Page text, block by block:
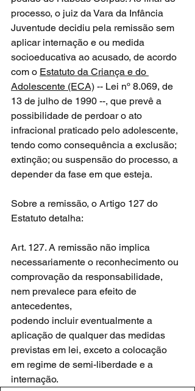
processo, o juiz da Vara da Infância
Juventude decidiu pela remissão sem
aplicar internação e ou medida
socioeducativa ao acusado, de acordo
com o Estatuto da Criança e do
Adolescente (ECA) -- Lei nº 8.069, de
13 de julho de 1990 --, que prevê a
possibilidade de perdoar o ato
infracional praticado pelo adolescente,
tendo como consequência a exclusão;
extinção; ou suspensão do processo, a
depender da fase em que esteja.
Sobre a remissão, o Artigo 127 do
Estatuto detalha:
Art. 127. A remissão não implica
necessariamente o reconhecimento ou
comprovação da responsabilidade,
nem prevalece para efeito de
antecedentes,
podendo incluir eventualmente a
aplicação de qualquer das medidas
previstas em lei, exceto a colocação
em regime de semi-liberdade e a
internação.